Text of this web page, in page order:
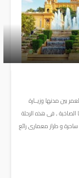
بين مدنها وزيــارة
الصاخبة , فى هذه الرحلة
و طراز معمارى رائع